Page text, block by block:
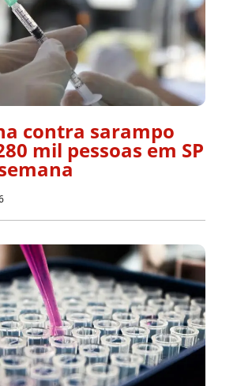
contra sarampo
mil pessoas em SP